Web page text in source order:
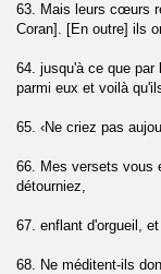
63. Mais leurs cœurs
Coran]. [En outre] ils
64. jusqu'à ce que
parmi eux et voilà
65. ‹Ne criez pas
66. Mes versets vous
détourniez,
67. enflant d'orgueil,
68. Ne méditent-ils
Takwir)